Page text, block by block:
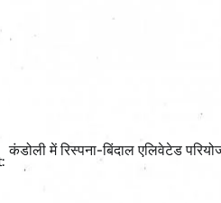
कंडोली में रिस्पना-बिंदाल एलिवेटेड